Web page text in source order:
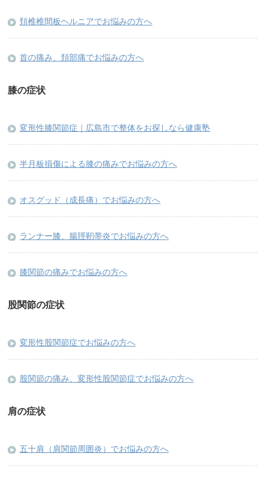
頚椎椎間板ヘルニアでお悩みの方へ
首の痛み、頚部痛でお悩みの方へ
膝の症状
変形性膝関節症｜広島市で整体をお探しなら健康塾
半月板損傷による膝の痛みでお悩みの方へ
オスグッド（成長痛）でお悩みの方へ
ランナー膝、腸脛靭帯炎でお悩みの方へ
膝関節の痛みでお悩みの方へ
股関節の症状
変形性股関節症でお悩みの方へ
股関節の痛み、変形性股関節症でお悩みの方へ
肩の症状
五十肩（肩関節周囲炎）でお悩みの方へ